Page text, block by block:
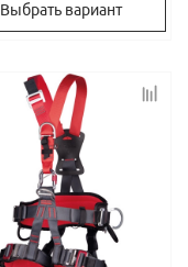
Выбрать вариант